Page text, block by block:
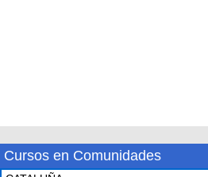
Cursos en Comunidades